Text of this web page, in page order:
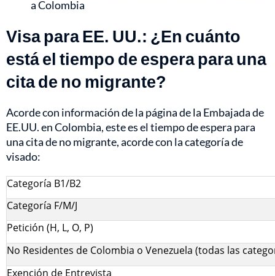
a Colombia
Visa para EE. UU.: ¿En cuánto
está el tiempo de espera para una
cita de no migrante?
Acorde con información de la página de la Embajada de
EE.UU. en Colombia, este es el tiempo de espera para
una cita de no migrante, acorde con la categoría de
visado:
Categoría B1/B2
Categoría F/M/J
Petición (H, L, O, P)
No Residentes de Colombia o Venezuela (todas las
Exención de Entrevista